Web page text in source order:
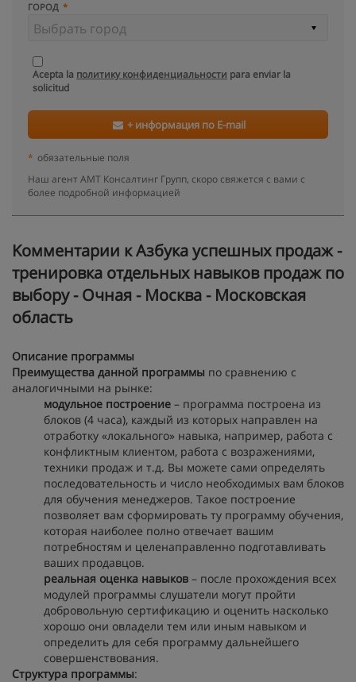
ГОРОД
Acepta la политику конфиденциальности para enviar la
solicitud
+ информация по E-mail
* обязательные поля
Наш агент АМТ Консалтинг Групп, скоро свяжется с вами с
более подробной информацией
Kомментарии к Азбука успешных продаж -
тренировка отдельных навыков продаж по
выбору - Очная - Москва - Московская
область
Описание программы
Преимущества данной программы по сравнению с
аналогичными на рынке:
модульное построение – программа построена из
блоков (4 часа), каждый из которых направлен на
отработку «локального» навыка, например, работа с
конфликтным клиентом, работа с возражениями,
техники продаж и т.д. Вы можете сами определять
последовательность и число необходимых вам блоков
для обучения менеджеров. Такое построение
позволяет вам сформировать ту программу обучения,
которая наиболее полно отвечает вашим
потребностям и целенаправленно подготавливать
ваших продавцов.
реальная оценка навыков – после прохождения всех
модулей программы слушатели могут пройти
добровольную сертификацию и оценить насколько
хорошо они овладели тем или иным навыком и
определить для себя программу дальнейшего
совершенствования.
Структура программы: